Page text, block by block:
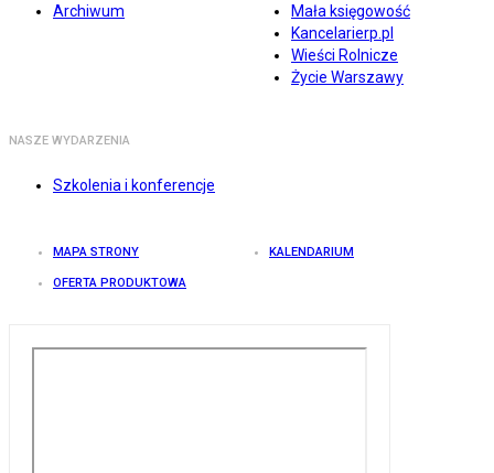
Archiwum
Mała księgowość
Kancelarierp.pl
Wieści Rolnicze
Życie Warszawy
NASZE WYDARZENIA
Szkolenia i konferencje
MAPA STRONY KALENDARIUM
OFERTA PRODUKTOWA